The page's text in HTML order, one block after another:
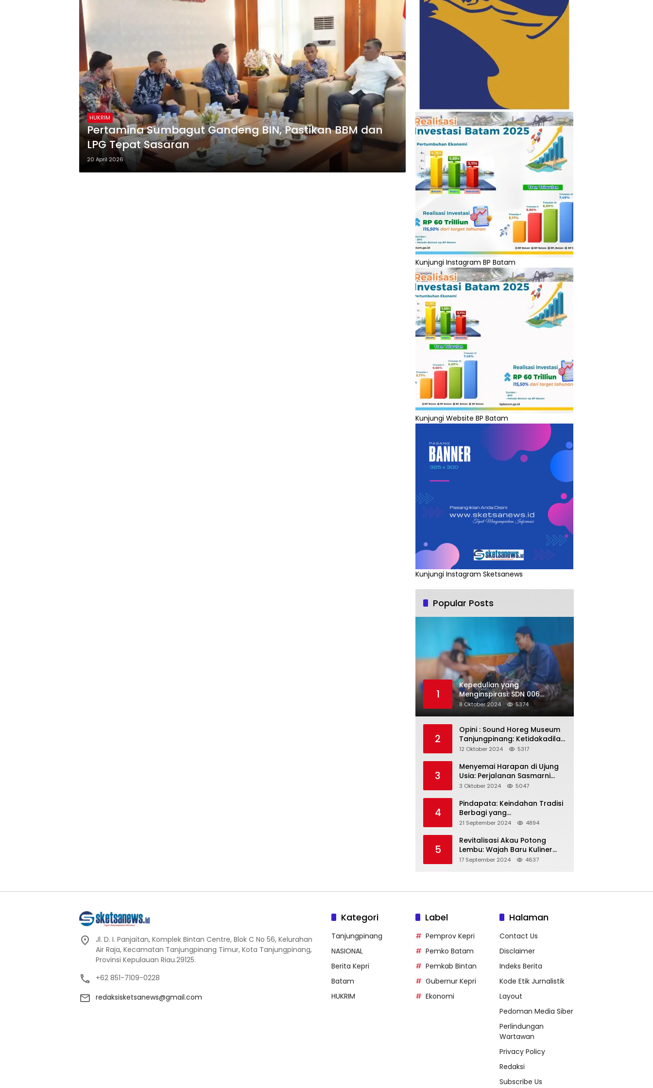
HUKRIM
Pertamina Sumbagut Gandeng BIN, Pastikan BBM dan
LPG Tepat Sasaran
20 April 2026
Kunjungi Instagram BP Batam
Kunjungi Website BP Batam
Kunjungi Instagram Sketsanews
Popular Posts
1
Kepedulian yang
Menginspirasi: SDN 006
Merawang Gelar Program
“Berbagi Segenggam Beras”
8 Oktober 2024 5374
2
Opini : Sound Horeg Museum
Tanjungpinang: Ketidakadilan
dalam Representasi
12 Oktober 2024 5317
3
Menyemai Harapan di Ujung
Usia: Perjalanan Sasmarni
dalam Menyentuh Hati dan
3 Oktober 2024 5047
4
Pindapata: Keindahan Tradisi
Berbagi yang
Menghubungkan Umat dalam
Kebersamaan dalam Agama
Buddha
21 September 2024 4894
5
Revitalisasi Akau Potong
Lembu: Wajah Baru Kuliner
Legendaris Tanjungpinang
17 September 2024 4637
Jl. D. I. Panjaitan, Komplek Bintan Centre, Blok C No 56, Kelurahan
Air Raja, Kecamatan Tanjungpinang Timur, Kota Tanjungpinang,
Provinsi Kepulauan Riau.29125.
+62 851-7109-0228
redaksisketsanews@gmail.com
Kategori
Tanjungpinang
NASIONAL
Berita Kepri
Batam
HUKRIM
Label
Pemprov Kepri
Pemko Batam
Pemkab Bintan
Gubernur Kepri
Ekonomi
Halaman
Contact Us
Disclaimer
Indeks Berita
Kode Etik Jurnalistik
Layout
Pedoman Media Siber
Perlindungan
Wartawan
Privacy Policy
Redaksi
Subscribe Us